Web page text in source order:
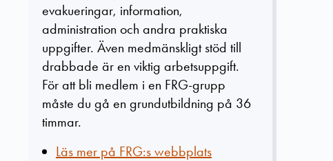
evakueringar, information,
administration och andra praktiska
uppgifter. Även medmänskligt stöd till
drabbade är en viktig arbetsuppgift.
För att bli medlem i en FRG-grupp
måste du gå en grundutbildning på 36
timmar.
Läs mer på FRG:s webbplats